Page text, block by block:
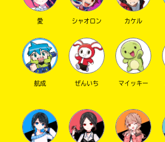
愛 シャオロン カケル
航成 ぜんいち マイッキー